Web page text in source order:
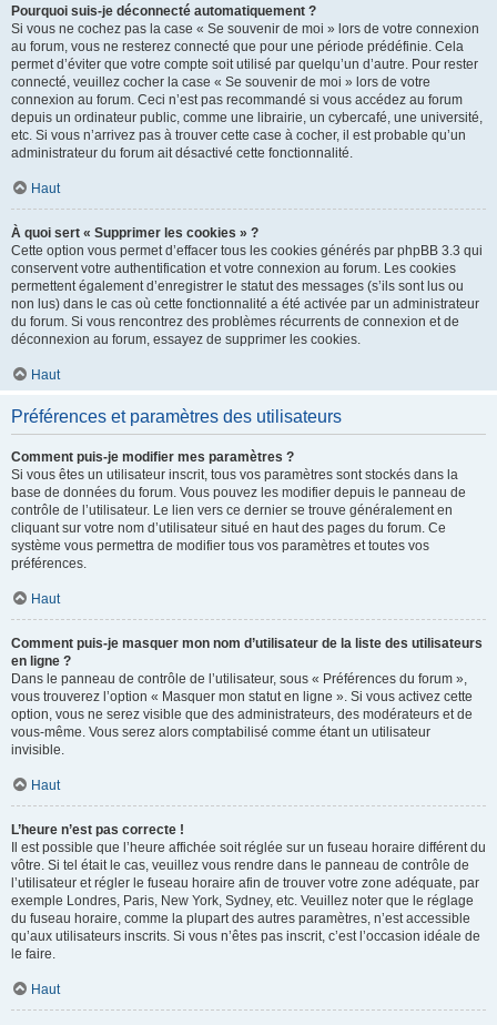
Pourquoi suis-je déconnecté automatiquement ?
Si vous ne cochez pas la case « Se souvenir de moi » lors de votre connexion
au forum, vous ne resterez connecté que pour une période prédéfinie. Cela
permet d’éviter que votre compte soit utilisé par quelqu’un d’autre. Pour rester
connecté, veuillez cocher la case « Se souvenir de moi » lors de votre
connexion au forum. Ceci n’est pas recommandé si vous accédez au forum
depuis un ordinateur public, comme une librairie, un cybercafé, une université,
etc. Si vous n’arrivez pas à trouver cette case à cocher, il est probable qu’un
administrateur du forum ait désactivé cette fonctionnalité.
Haut
À quoi sert « Supprimer les cookies » ?
Cette option vous permet d’effacer tous les cookies générés par phpBB 3.3 qui
conservent votre authentification et votre connexion au forum. Les cookies
permettent également d’enregistrer le statut des messages (s’ils sont lus ou
non lus) dans le cas où cette fonctionnalité a été activée par un administrateur
du forum. Si vous rencontrez des problèmes récurrents de connexion et de
déconnexion au forum, essayez de supprimer les cookies.
Haut
Préférences et paramètres des utilisateurs
Comment puis-je modifier mes paramètres ?
Si vous êtes un utilisateur inscrit, tous vos paramètres sont stockés dans la
base de données du forum. Vous pouvez les modifier depuis le panneau de
contrôle de l’utilisateur. Le lien vers ce dernier se trouve généralement en
cliquant sur votre nom d’utilisateur situé en haut des pages du forum. Ce
système vous permettra de modifier tous vos paramètres et toutes vos
préférences.
Haut
Comment puis-je masquer mon nom d’utilisateur de la liste des utilisateurs
en ligne ?
Dans le panneau de contrôle de l’utilisateur, sous « Préférences du forum »,
vous trouverez l’option « Masquer mon statut en ligne ». Si vous activez cette
option, vous ne serez visible que des administrateurs, des modérateurs et de
vous-même. Vous serez alors comptabilisé comme étant un utilisateur
invisible.
Haut
L’heure n’est pas correcte !
Il est possible que l’heure affichée soit réglée sur un fuseau horaire différent du
vôtre. Si tel était le cas, veuillez vous rendre dans le panneau de contrôle de
l’utilisateur et régler le fuseau horaire afin de trouver votre zone adéquate, par
exemple Londres, Paris, New York, Sydney, etc. Veuillez noter que le réglage
du fuseau horaire, comme la plupart des autres paramètres, n’est accessible
qu’aux utilisateurs inscrits. Si vous n’êtes pas inscrit, c’est l’occasion idéale de
le faire.
Haut